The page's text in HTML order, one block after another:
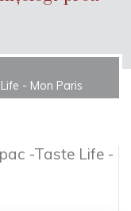
- Mon Paris